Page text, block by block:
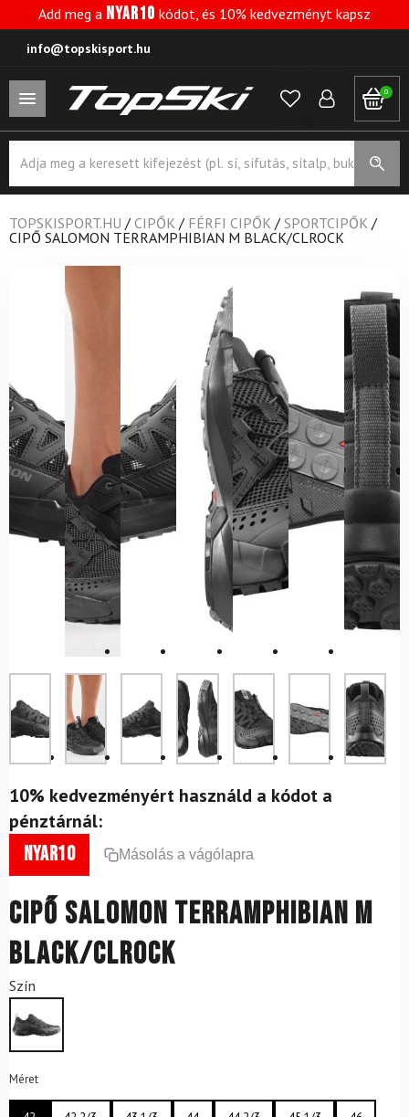
Add meg a NYAR10 kódot, és 10% kedvezményt kapsz
info@topskisport.hu
0
search
TOPSKISPORT.HU / CIPŐK / FÉRFI CIPŐK / SPORTCIPŐK /
CIPŐ SALOMON TERRAMPHIBIAN M BLACK/CLROCK
10% kedvezményért használd a kódot a
pénztárnál:
nyar10 Másolás a vágólapra
Cipő SALOMON Terramphibian M
Black/Clrock
Szín
Méret